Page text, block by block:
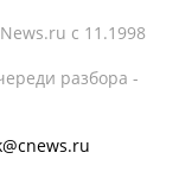
c 11.1998
разбора -